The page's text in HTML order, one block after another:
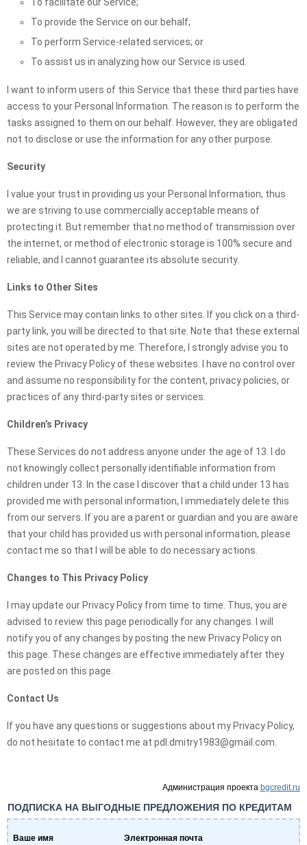
To provide the Service on our behalf;
To perform Service-related services; or
To assist us in analyzing how our Service is used.
I want to inform users of this Service that these third parties have
access to your Personal Information. The reason is to perform the
tasks assigned to them on our behalf. However, they are obligated
not to disclose or use the information for any other purpose.
Security
I value your trust in providing us your Personal Information, thus
we are striving to use commercially acceptable means of
protecting it. But remember that no method of transmission over
the internet, or method of electronic storage is 100% secure and
reliable, and I cannot guarantee its absolute security.
Links to Other Sites
This Service may contain links to other sites. If you click on a third-
party link, you will be directed to that site. Note that these external
sites are not operated by me. Therefore, I strongly advise you to
review the Privacy Policy of these websites. I have no control over
and assume no responsibility for the content, privacy policies, or
practices of any third-party sites or services.
Children’s Privacy
These Services do not address anyone under the age of 13. I do
not knowingly collect personally identifiable information from
children under 13. In the case I discover that a child under 13 has
provided me with personal information, I immediately delete this
from our servers. If you are a parent or guardian and you are aware
that your child has provided us with personal information, please
contact me so that I will be able to do necessary actions.
Changes to This Privacy Policy
I may update our Privacy Policy from time to time. Thus, you are
advised to review this page periodically for any changes. I will
notify you of any changes by posting the new Privacy Policy on
this page. These changes are effective immediately after they
are posted on this page.
Contact Us
If you have any questions or suggestions about my Privacy Policy,
do not hesitate to contact me at pdl.dmitry1983@gmail.com.
Администрация проекта bgcredit.ru
ПОДПИСКА НА ВЫГОДНЫЕ ПРЕДЛОЖЕНИЯ ПО КРЕДИТАМ
Ваше имя Электронная почта